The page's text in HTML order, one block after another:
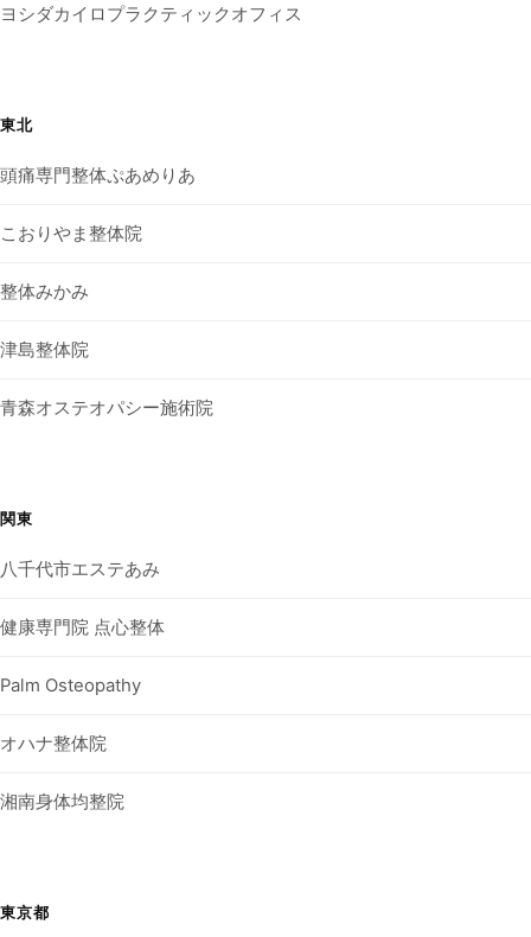
ヨシダカイロプラクティックオフィス
東北
頭痛専門整体ぷあめりあ
こおりやま整体院
整体みかみ
津島整体院
青森オステオパシー施術院
関東
八千代市エステあみ
健康専門院 点心整体
Palm Osteopathy
オハナ整体院
湘南身体均整院
東京都